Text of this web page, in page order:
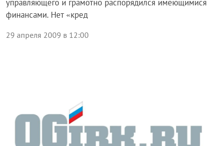
управляющего и грамотно распорядился имеющимися
финансами. Нет «кред
29 апреля 2009 в 12:00